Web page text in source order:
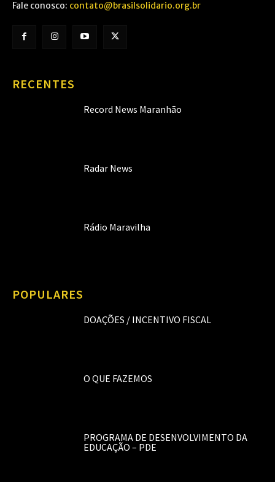
Fale conosco: contato@brasilsolidario.org.br
RECENTES
Record News Maranhão
Radar News
Rádio Maravilha
POPULARES
DOAÇÕES / INCENTIVO FISCAL
O QUE FAZEMOS
PROGRAMA DE DESENVOLVIMENTO DA
EDUCAÇÃO – PDE